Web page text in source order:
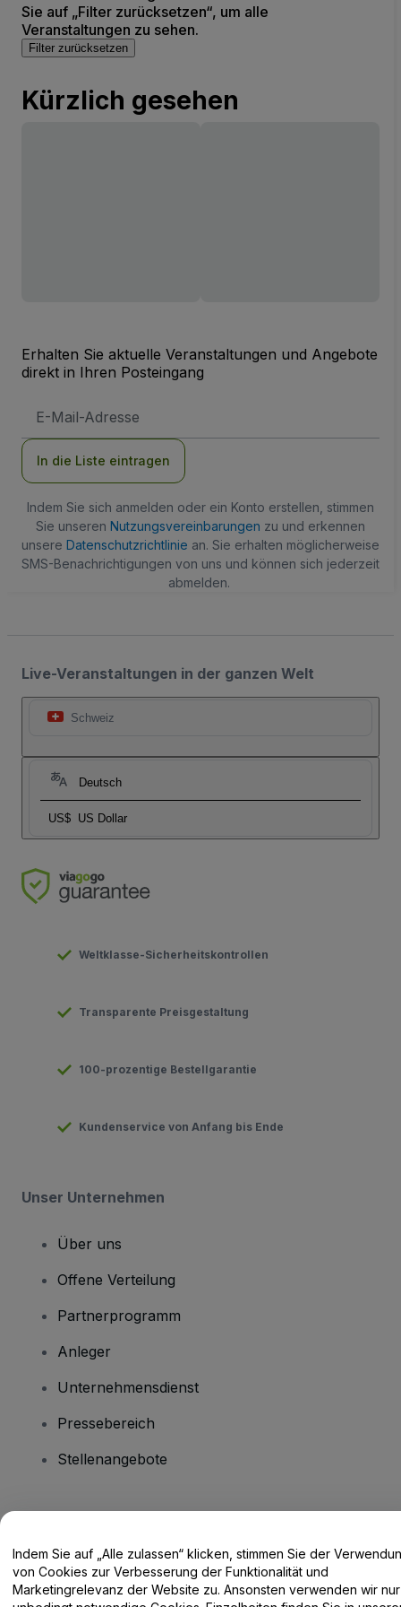
Sie auf „Filter zurücksetzen“, um alle
Veranstaltungen zu sehen.
Filter zurücksetzen
Kürzlich gesehen
Erhalten Sie aktuelle Veranstaltungen und Angebote
direkt in Ihren Posteingang
Mail-
In die Liste eintragen
Indem Sie sich anmelden oder ein Konto erstellen, stimmen
Sie unseren Nutzungsvereinbarungen zu und erkennen
unsere Datenschutzrichtlinie an. Sie erhalten möglicherweise
SMS-Benachrichtigungen von uns und können sich jederzeit
abmelden.
Live-Veranstaltungen in der ganzen Welt
Schweiz
Deutsch
US$ US Dollar
Weltklasse-Sicherheitskontrollen
Transparente Preisgestaltung
100-prozentige Bestellgarantie
Kundenservice von Anfang bis Ende
Unser Unternehmen
Über uns
Offene Verteilung
Partnerprogramm
Anleger
Unternehmensdienst
Pressebereich
Stellenangebote
Hilfe-Center / Kontakt
Indem Sie auf „Alle zulassen“ klicken, stimmen Sie der
von Cookies zur Verbesserung der Funktionalität und
Marketingrelevanz der Website zu. Ansonsten verwenden wir nur